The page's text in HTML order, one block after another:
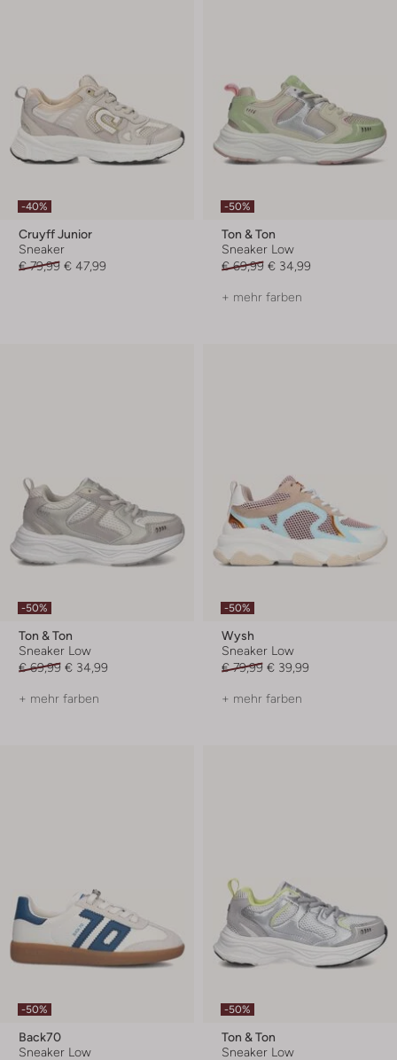
-40%
Cruyff Junior
Sneaker
€ 79,99 € 47,99
-50%
Ton & Ton
Sneaker Low
€ 69,99 € 34,99
+ mehr farben
-50%
Ton & Ton
Sneaker Low
€ 69,99 € 34,99
+ mehr farben
-50%
Wysh
Sneaker Low
€ 79,99 € 39,99
+ mehr farben
-50%
Back70
Sneaker Low
-50%
Ton & Ton
Sneaker Low